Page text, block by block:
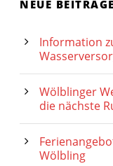
NEUE BEITRÄGE
Information
Wölblinger
die nächste
Wölbling